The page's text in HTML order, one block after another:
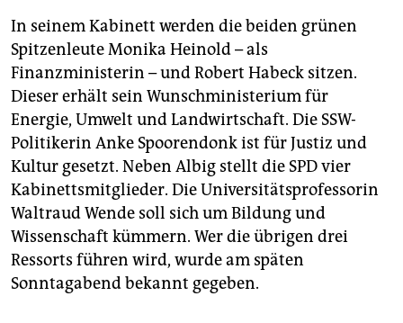
In seinem Kabinett werden die beiden grünen
Spitzenleute Monika Heinold – als
Finanzministerin – und Robert Habeck sitzen.
Dieser erhält sein Wunschministerium für
Energie, Umwelt und Landwirtschaft. Die SSW-
Politikerin Anke Spoorendonk ist für Justiz und
Kultur gesetzt. Neben Albig stellt die SPD vier
Kabinettsmitglieder. Die Universitätsprofessorin
Waltraud Wende soll sich um Bildung und
Wissenschaft kümmern. Wer die übrigen drei
Ressorts führen wird, wurde am späten
Sonntagabend bekannt gegeben.